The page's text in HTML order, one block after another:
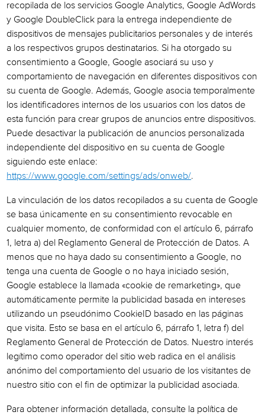
recopilada de los servicios Google Analytics, Google AdWords
y Google DoubleClick para la entrega independiente de
dispositivos de mensajes publicitarios personales y de interés
a los respectivos grupos destinatarios. Si ha otorgado su
consentimiento a Google, Google asociará su uso y
comportamiento de navegación en diferentes dispositivos con
su cuenta de Google. Además, Google asocia temporalmente
los identificadores internos de los usuarios con los datos de
esta función para crear grupos de anuncios entre dispositivos.
Puede desactivar la publicación de anuncios personalizada
independiente del dispositivo en su cuenta de Google
siguiendo este enlace:
https://www.google.com/settings/ads/onweb/.
La vinculación de los datos recopilados a su cuenta de Google
se basa únicamente en su consentimiento revocable en
cualquier momento, de conformidad con el artículo 6, párrafo
1, letra a) del Reglamento General de Protección de Datos. A
menos que no haya dado su consentimiento a Google, no
tenga una cuenta de Google o no haya iniciado sesión,
Google establece la llamada «cookie de remarketing», que
automáticamente permite la publicidad basada en intereses
utilizando un pseudónimo CookieID basado en las páginas
que visita. Esto se basa en el artículo 6, párrafo 1, letra f) del
Reglamento General de Protección de Datos. Nuestro interés
legítimo como operador del sitio web radica en el análisis
anónimo del comportamiento del usuario de los visitantes de
nuestro sitio con el fin de optimizar la publicidad asociada.
Para obtener información detallada, consulte la política de